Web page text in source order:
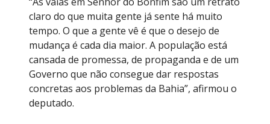
claro do que muita gente já sente há muito
tempo. O que a gente vê é que o desejo de
mudança é cada dia maior. A população está
cansada de promessa, de propaganda e de um
Governo que não consegue dar respostas
concretas aos problemas da Bahia”, afirmou o
deputado.